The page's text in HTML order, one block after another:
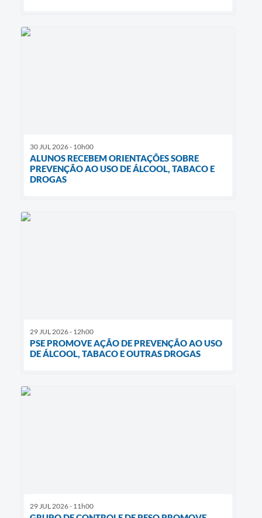
30 JUL 2026 - 10h00
ALUNOS RECEBEM ORIENTAÇÕES SOBRE
PREVENÇÃO AO USO DE ÁLCOOL, TABACO E
DROGAS
29 JUL 2026 - 12h00
PSE PROMOVE AÇÃO DE PREVENÇÃO AO USO
DE ÁLCOOL, TABACO E OUTRAS DROGAS
29 JUL 2026 - 11h00